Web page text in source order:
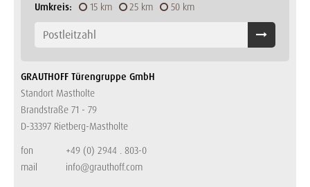
Umkreis: 15 km 25 km 50 km
GRAUTHOFF Türengruppe GmbH
Standort Mastholte
Brandstraße 71 - 79
D-33397 Rietberg-Mastholte
fon
+49 (0) 2944 . 803-0
mail
info@grauthoff.com